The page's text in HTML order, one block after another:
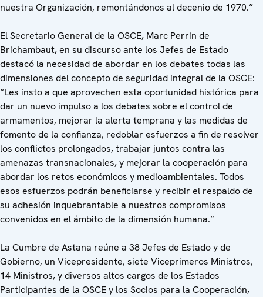
nuestra Organización, remontándonos al decenio de 1970.”
El Secretario General de la OSCE, Marc Perrin de
Brichambaut, en su discurso ante los Jefes de Estado
destacó la necesidad de abordar en los debates todas las
dimensiones del concepto de seguridad integral de la OSCE:
“Les insto a que aprovechen esta oportunidad histórica para
dar un nuevo impulso a los debates sobre el control de
armamentos, mejorar la alerta temprana y las medidas de
fomento de la confianza, redoblar esfuerzos a fin de resolver
los conflictos prolongados, trabajar juntos contra las
amenazas transnacionales, y mejorar la cooperación para
abordar los retos económicos y medioambientales. Todos
esos esfuerzos podrán beneficiarse y recibir el respaldo de
su adhesión inquebrantable a nuestros compromisos
convenidos en el ámbito de la dimensión humana.”
La Cumbre de Astana reúne a 38 Jefes de Estado y de
Gobierno, un Vicepresidente, siete Viceprimeros Ministros,
14 Ministros, y diversos altos cargos de los Estados
Participantes de la OSCE y los Socios para la Cooperación,